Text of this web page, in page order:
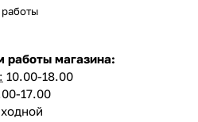
работы магазина:
10.00-18.00
17.00